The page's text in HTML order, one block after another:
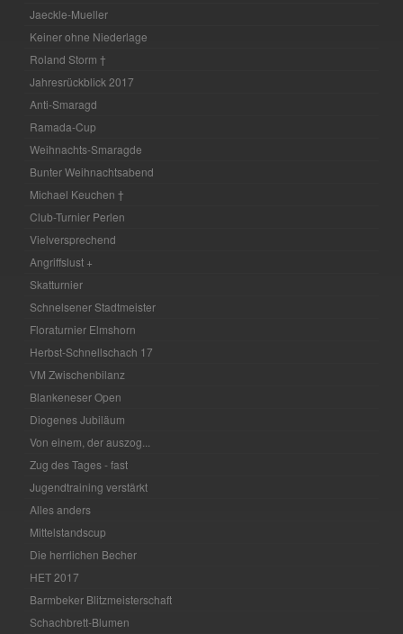
Jaeckle-Mueller
Keiner ohne Niederlage
Roland Storm †
Jahresrückblick 2017
Anti-Smaragd
Ramada-Cup
Weihnachts-Smaragde
Bunter Weihnachtsabend
Michael Keuchen †
Club-Turnier Perlen
Vielversprechend
Angriffslust +
Skatturnier
Schnelsener Stadtmeister
Floraturnier Elmshorn
Herbst-Schnellschach 17
VM Zwischenbilanz
Blankeneser Open
Diogenes Jubiläum
Von einem, der auszog...
Zug des Tages - fast
Jugendtraining verstärkt
Alles anders
Mittelstandscup
Die herrlichen Becher
HET 2017
Barmbeker Blitzmeisterschaft
Schachbrett-Blumen